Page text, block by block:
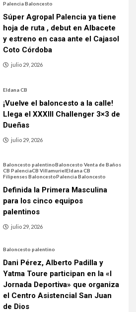
Palencia Baloncesto
Súper Agropal Palencia ya tiene
hoja de ruta , debut en Albacete
y estreno en casa ante el Cajasol
Coto Córdoba
julio 29, 2026
Eldana CB
¡Vuelve el baloncesto a la calle!
Llega el XXXIII Challenger 3×3 de
Dueñas
julio 29, 2026
Baloncesto palentinoBaloncesto Venta de Baños
CB PalenciaCB VillamurielEldana CB
Filipenses BaloncestoPalencia Baloncesto
Definida la Primera Masculina
para los cinco equipos
palentinos
julio 29, 2026
Baloncesto palentino
Dani Pérez, Alberto Padilla y
Yatma Toure participan en la «I
Jornada Deportiva» que organiza
el Centro Asistencial San Juan
de Dios